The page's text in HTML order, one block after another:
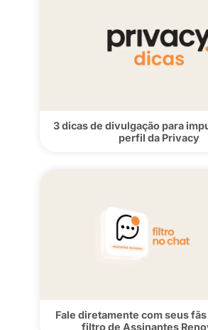
Confira os 10 perfis
Privacy em